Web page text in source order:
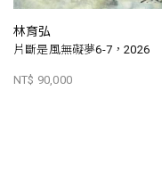
林育弘
片斷是風無礙夢6-7，2026
NT$ 90,000